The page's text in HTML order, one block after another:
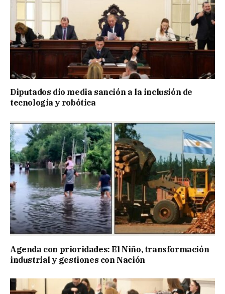
Diputados dio media sanción a la inclusión de
tecnología y robótica
Agenda con prioridades: El Niño, transformación
industrial y gestiones con Nación